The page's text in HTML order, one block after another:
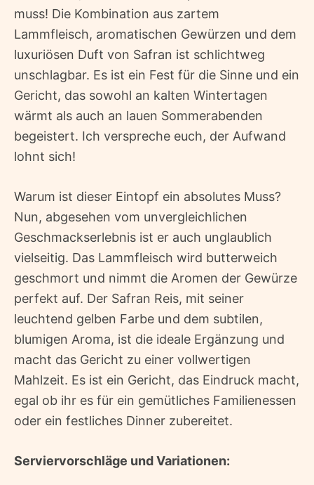
muss! Die Kombination aus zartem
Lammfleisch, aromatischen Gewürzen und dem
luxuriösen Duft von Safran ist schlichtweg
unschlagbar. Es ist ein Fest für die Sinne und ein
Gericht, das sowohl an kalten Wintertagen
wärmt als auch an lauen Sommerabenden
begeistert. Ich verspreche euch, der Aufwand
lohnt sich!
Warum ist dieser Eintopf ein absolutes Muss?
Nun, abgesehen vom unvergleichlichen
Geschmackserlebnis ist er auch unglaublich
vielseitig. Das Lammfleisch wird butterweich
geschmort und nimmt die Aromen der Gewürze
perfekt auf. Der Safran Reis, mit seiner
leuchtend gelben Farbe und dem subtilen,
blumigen Aroma, ist die ideale Ergänzung und
macht das Gericht zu einer vollwertigen
Mahlzeit. Es ist ein Gericht, das Eindruck macht,
egal ob ihr es für ein gemütliches Familienessen
oder ein festliches Dinner zubereitet.
Serviervorschläge und Variationen: